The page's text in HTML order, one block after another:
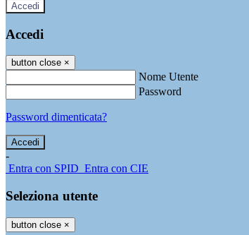
Accedi
Accedi
button close ×
Nome Utente
Password
Password dimenticata?
-
Entra con SPID Entra con CIE
Seleziona utente
button close ×